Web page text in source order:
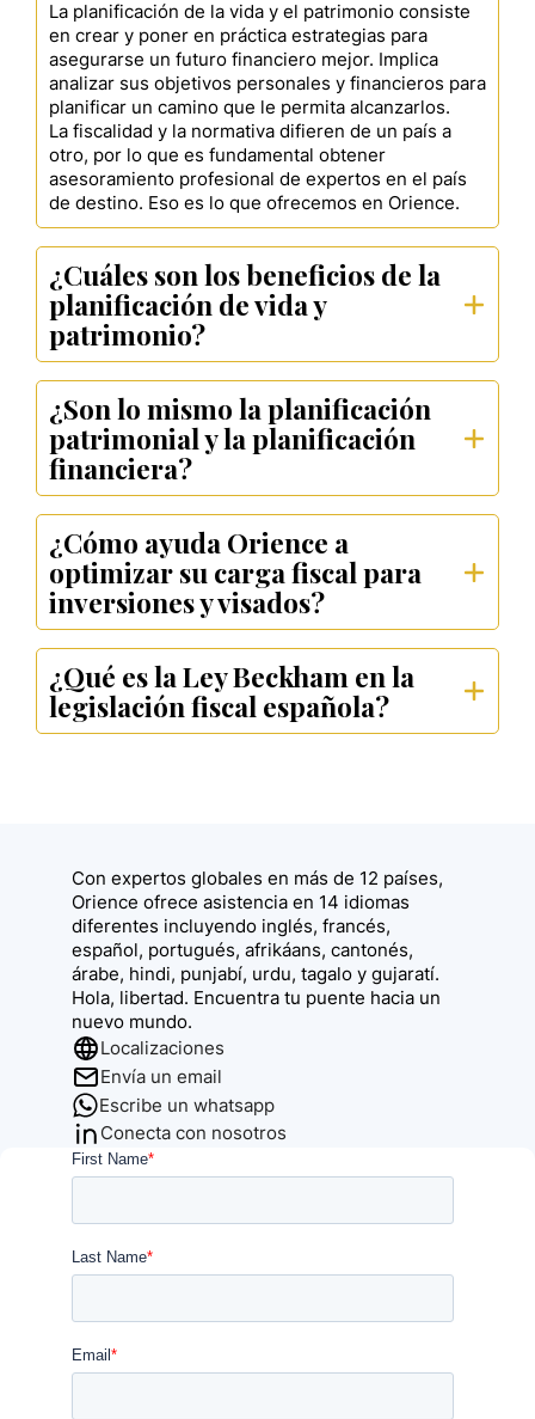
La planificación de la vida y el patrimonio consiste
en crear y poner en práctica estrategias para
asegurarse un futuro financiero mejor. Implica
analizar sus objetivos personales y financieros para
planificar un camino que le permita alcanzarlos.
La fiscalidad y la normativa difieren de un país a
otro, por lo que es fundamental obtener
asesoramiento profesional de expertos en el país
de destino. Eso es lo que ofrecemos en Orience.
¿Cuáles son los beneficios de la
planificación de vida y
patrimonio?
¿Son lo mismo la planificación
patrimonial y la planificación
financiera?
¿Cómo ayuda Orience a
optimizar su carga fiscal para
inversiones y visados?
¿Qué es la Ley Beckham en la
legislación fiscal española?
Con expertos globales en más de 12 países,
Orience ofrece asistencia en 14 idiomas
diferentes incluyendo inglés, francés,
español, portugués, afrikáans, cantonés,
árabe, hindi, punjabí, urdu, tagalo y gujaratí.
Hola, libertad. Encuentra tu puente hacia un
nuevo mundo.
Localizaciones
Envía un email
Escribe un whatsapp
Conecta con nosotros